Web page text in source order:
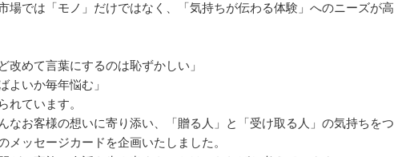
場では「モノ」だけではなく、「気持ちが伝わる体験」へのニーズが高
改めて言葉にするのは恥ずかしい」
よいか毎年悩む」
れています。
なお客様の想いに寄り添い、「贈る人」と「受け取る人」の気持ちをつ
メッセージカードを企画いたしました。